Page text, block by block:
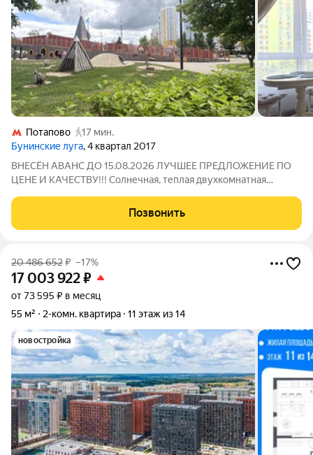
Потапово
17 мин.
Бунинские луга, 4 квартал 2017
ВНЕСЁН АВАНС ДО 15.08.2026 ЛУЧШЕЕ ПРЕДЛОЖЕНИЕ ПО
ЦЕНЕ И КАЧЕСТВУ!!! Солнечная, теплая двухкомнатная
современном микрорайоне с пешей доступностью до метро.
Квартира на комфортном 4 этаже идеальна для
Позвонить
20 486 652₽ –17%
17 003 922₽
от 73 595 ₽ в месяц
55 м²
2-комн. квартира 11 этаж из 14
новостройка